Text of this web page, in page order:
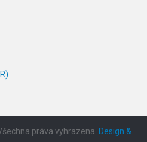
práva vyhrazena. Design &